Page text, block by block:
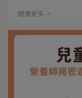
閱讀更多 ->